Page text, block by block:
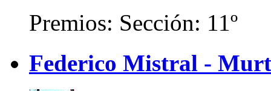
Premios: Sección: 11º
Federico Mistral -